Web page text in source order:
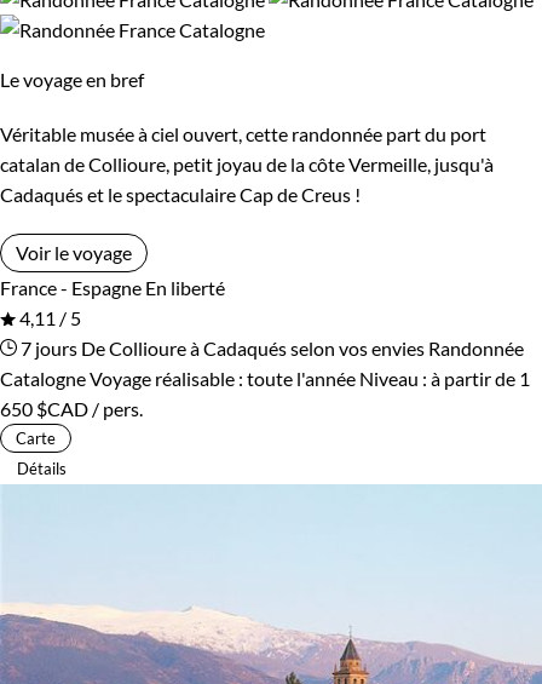
de sportifs entichés de cette étonnante structure de canyons,
Guide de voyage Espagne
Budget
De 2 000 à 3 000 $CAD
Plus de 3 000 $CAD
Âge des enfants
Les 6/9 ans Les 10/13 ans
Les 14/16 ans
Supérieur Haut de gamme
Le voyage en bref
Véritable musée à ciel ouvert, cette randonnée part du port
catalan de Collioure, petit joyau de la côte Vermeille, jusqu'à
Cadaqués et le spectaculaire Cap de Creus !
Voir le voyage
France - Espagne En liberté
4,11 / 5
7 jours De Collioure à Cadaqués selon vos envies Randonnée
CatalogneVoyage réalisable : toute l'année Niveau : à partir de 1
650 $CAD / pers.
Carte
Détails